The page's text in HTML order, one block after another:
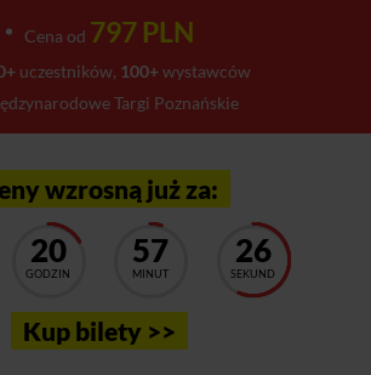
Cena od 797 PLN
uczestników, 100+wystawców
Targi Poznańskie
wzrosną już za:
20
GODZIN
57
MINUT
22
SEKUND
Kup bilety >>